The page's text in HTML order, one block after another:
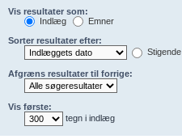
Vis resultater som:
Indlæg
Emner
Sorter resultater efter:
Stigende
Afgræns resultater til forrige:
Vis første:
tegn i indlæg